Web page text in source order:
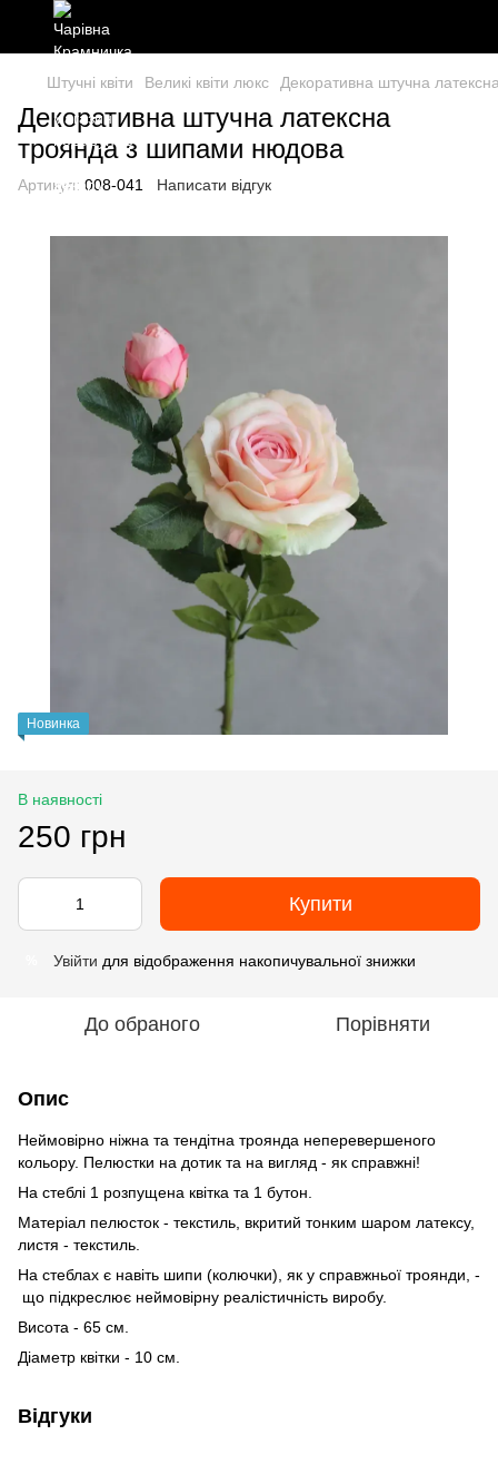
Штучні квіти Великі квіти люкс Декоративна штучна
Декоративна штучна латексна
троянда з шипами нюдова
Артикул: 008-041 Написати відгук
Новинка
В наявності
250 грн
Купити
Увійти для відображення накопичувальної знижки
До обраного Порівняти
Опис
Неймовірно ніжна та тендітна троянда неперевершеного
кольору. Пелюстки на дотик та на вигляд - як справжні!
На стеблі 1 розпущена квітка та 1 бутон.
Матеріал пелюсток - текстиль, вкритий тонким шаром латексу,
листя - текстиль.
На стеблах є навіть шипи (колючки), як у справжньої троянди, -
що підкреслює неймовірну реалістичність виробу.
Висота - 65 см.
Діаметр квітки - 10 см.
Відгуки